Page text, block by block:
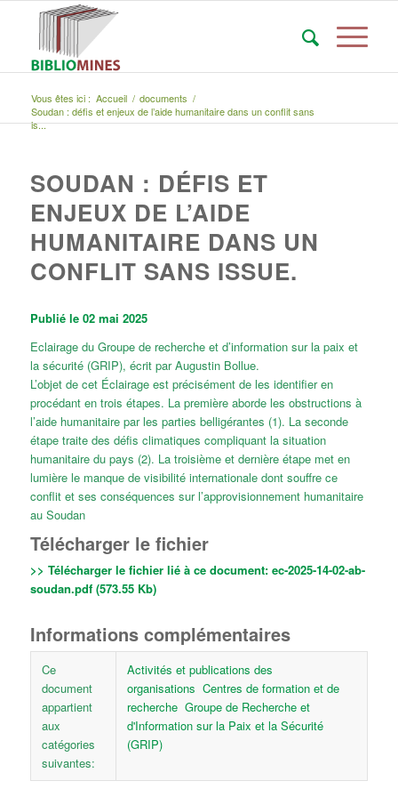
Vous êtes ici : Accueil / documents /
Soudan : défis et enjeux de l’aide humanitaire dans un conflit sans
is...
SOUDAN : DÉFIS ET
ENJEUX DE L’AIDE
HUMANITAIRE DANS UN
CONFLIT SANS ISSUE.
Publié le 02 mai 2025
Eclairage du Groupe de recherche et d’information sur la paix et
la sécurité (GRIP), écrit par Augustin Bollue.
L’objet de cet Éclairage est précisément de les identifier en
procédant en trois étapes. La première aborde les obstructions à
l’aide humanitaire par les parties belligérantes (1). La seconde
étape traite des défis climatiques compliquant la situation
humanitaire du pays (2). La troisième et dernière étape met en
lumière le manque de visibilité internationale dont souffre ce
conflit et ses conséquences sur l’approvisionnement humanitaire
au Soudan
Télécharger le fichier
>> Télécharger le fichier lié à ce document: ec-2025-14-02-ab-
soudan.pdf (573.55 Kb)
Informations complémentaires
Ce
document
appartient
aux
catégories
suivantes:
Activités et publications des
organisations Centres de formation et de
recherche Groupe de Recherche et
d'Information sur la Paix et la Sécurité
(GRIP)